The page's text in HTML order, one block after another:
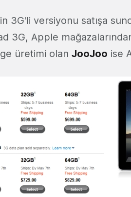
3G'li versiyonu satışa
3G, Apple
üretimi olan JooJoo ise